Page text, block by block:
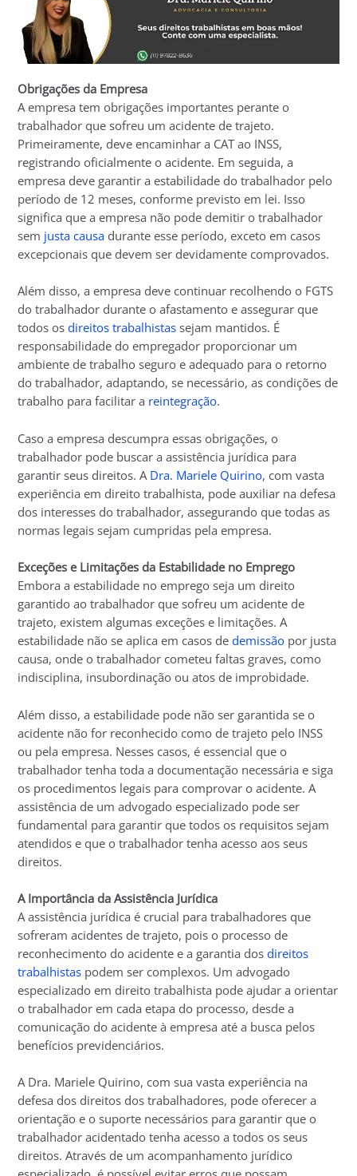
Obrigações da Empresa
A empresa tem obrigações importantes perante o
trabalhador que sofreu um acidente de trajeto.
Primeiramente, deve encaminhar a CAT ao INSS,
registrando oficialmente o acidente. Em seguida, a
empresa deve garantir a estabilidade do trabalhador pelo
período de 12 meses, conforme previsto em lei. Isso
significa que a empresa não pode demitir o trabalhador
sem justa causa durante esse período, exceto em casos
excepcionais que devem ser devidamente comprovados.
Além disso, a empresa deve continuar recolhendo o FGTS
do trabalhador durante o afastamento e assegurar que
todos osdireitos trabalhistas sejam mantidos. É
responsabilidade do empregador proporcionar um
ambiente de trabalho seguro e adequado para o retorno
do trabalhador, adaptando, se necessário, as condições de
trabalho para facilitar a reintegração.
Caso a empresa descumpra essas obrigações, o
trabalhador pode buscar a assistência jurídica para
garantir seus direitos. A Dra. Mariele Quirino, com vasta
experiência em direito trabalhista, pode auxiliar na defesa
dos interesses do trabalhador, assegurando que todas as
normas legais sejam cumpridas pela empresa.
Exceções e Limitações da Estabilidade no Emprego
Embora a estabilidade no emprego seja um direito
garantido ao trabalhador que sofreu um acidente de
trajeto, existem algumas exceções e limitações. A
estabilidade não se aplica em casos dedemissão por justa
causa, onde o trabalhador cometeu faltas graves, como
indisciplina, insubordinação ou atos de improbidade.
Além disso, a estabilidade pode não ser garantida se o
acidente não for reconhecido como de trajeto pelo INSS
ou pela empresa. Nesses casos, é essencial que o
trabalhador tenha toda a documentação necessária e siga
os procedimentos legais para comprovar o acidente. A
assistência de um advogado especializado pode ser
fundamental para garantir que todos os requisitos sejam
atendidos e que o trabalhador tenha acesso aos seus
direitos.
A Importância da Assistência Jurídica
A assistência jurídica é crucial para trabalhadores que
sofreram acidentes de trajeto, pois o processo de
reconhecimento do acidente e a garantia dosdireitos
trabalhistas podem ser complexos. Um advogado
especializado em direito trabalhista pode ajudar a orientar
o trabalhador em cada etapa do processo, desde a
comunicação do acidente à empresa até a busca pelos
benefícios previdenciários.
A Dra. Mariele Quirino, com sua vasta experiência na
defesa dos direitos dos trabalhadores, pode oferecer a
orientação e o suporte necessários para garantir que o
trabalhador acidentado tenha acesso a todos os seus
direitos. Através de um acompanhamento jurídico